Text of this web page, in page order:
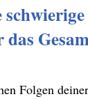
Folgen